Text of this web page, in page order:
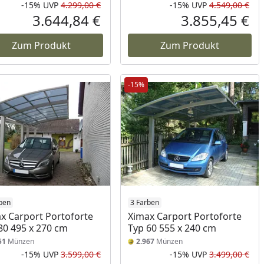
Preis Rabatt in Prozent
-15%
Ursprünglicher Preis
UVP 4.299,00 €
Aktueller Preis
3.644,84 €
Zum Produkt
-15% UVP 4.549,00 €
3.855,45 €
Zum Produkt
Carport Portoforte
495 x 270 cm
Münzen
-15% UVP 3.599,00 €
-15%
3 Farben
Ximax Carport Portoforte
Typ 60 555 x 240 cm
2.967 Münzen
-15% UVP 3.499,00 €